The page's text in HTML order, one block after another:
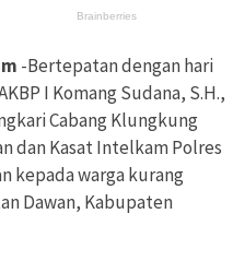
-Bertepatan dengan hari
I Komang Sudana, S.H.,
Cabang Klungkung
dan Kasat Intelkam Polres
kepada warga kurang
Dawan, Kabupaten